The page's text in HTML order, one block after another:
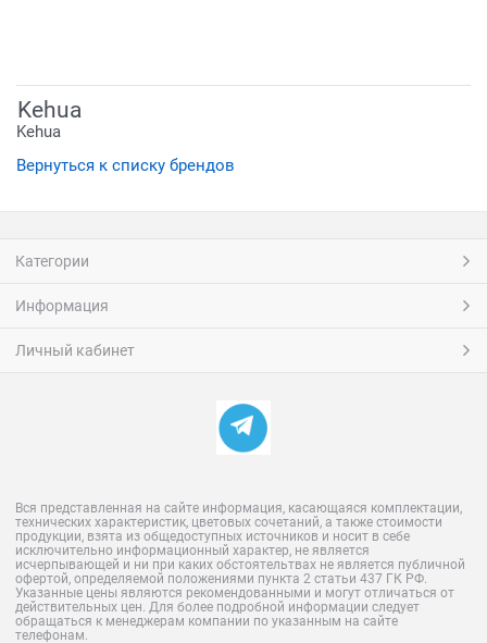
Kehua
Kehua
Вернуться к списку брендов
Категории
Информация
Личный кабинет
Вся представленная на сайте информация, касающаяся комплектации,
технических характеристик, цветовых сочетаний, а также стоимости
продукции, взята из общедоступных источников и носит в себе
исключительно информационный характер, не является
исчерпывающей и ни при каких обстоятельтвах не является публичной
офертой, определяемой положениями пункта 2 статьи 437 ГК РФ.
Указанные цены являются рекомендованными и могут отличаться от
действительных цен. Для более подробной информации следует
обращаться к менеджерам компании по указанным на сайте
телефонам.